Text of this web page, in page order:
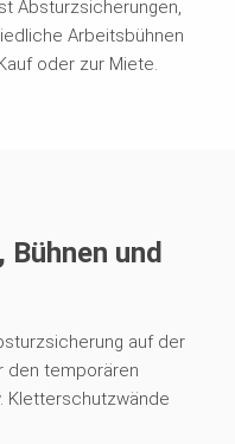
Absturzsicherungen,
Arbeitsbühnen
oder zur Miete.
und
auf der
den temporären
Kletterschutzwände